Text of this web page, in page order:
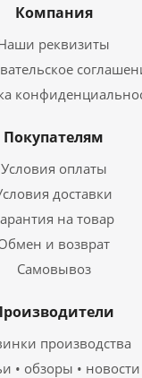
Компания
реквизиты
Покупателям
Условия оплаты
доставки
на товар
и возврат
Самовывоз
производства
• обзоры • новости